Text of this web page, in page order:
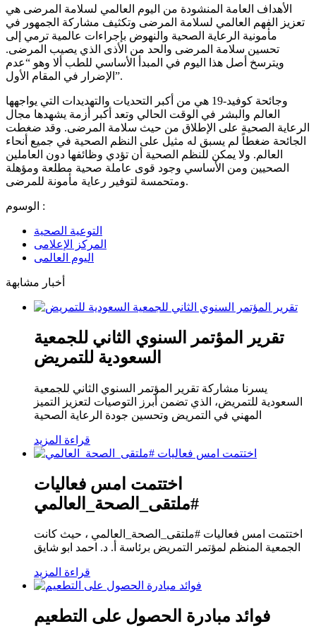
الأهداف العامة المنشودة من اليوم العالمي لسلامة المرضى هي
تعزيز الفهم العالمي لسلامة المرضى وتكثيف مشاركة الجمهور في
مأمونية الرعاية الصحية والنهوض بإجراءات عالمية ترمي إلى
تحسين سلامة المرضى والحد من الأذى الذي يصيب المرضى.
ويترسخ أصل هذا اليوم في المبدأ الأساسي للطب ألا وهو “عدم
الإضرار في المقام الأول”.
وجائحة كوفيد-19 هي من أكبر التحديات والتهديدات التي يواجهها
العالم والبشر في الوقت الحالي وتعد أكبر أزمة يشهدها مجال
الرعاية الصحية على الإطلاق من حيث سلامة المرضى. وقد ضغطت
الجائحة ضغطاً لم يسبق له مثيل على النظم الصحية في جميع أنحاء
العالم. ولا يمكن للنظم الصحية أن تؤدي وظائفها دون العاملين
الصحيين ومن الأساسي وجود قوى عاملة صحية مطلعة ومؤهلة
ومتحمسة لتوفير رعاية مأمونة للمرضى.
الوسوم :
التوعية الصحية
المركز الإعلامى
اليوم العالمى
أخبار مشابهة
تقرير المؤتمر السنوي الثاني للجمعية
السعودية للتمريض
يسرنا مشاركة تقرير المؤتمر السنوي الثاني للجمعية
السعودية للتمريض، الذي تضمن أبرز التوصيات لتعزيز التميز
المهني في التمريض وتحسين جودة الرعاية الصحية
قراءة المزيد
اختتمت امس فعاليات
#ملتقى_الصحة_العالمي
اختتمت امس فعاليات #ملتقى_الصحة_العالمي ، حيث كانت
الجمعية المنظم لمؤتمر التمريض برئاسة أ. د. احمد ابو شايق
قراءة المزيد
فوائد مبادرة الحصول على التطعيم